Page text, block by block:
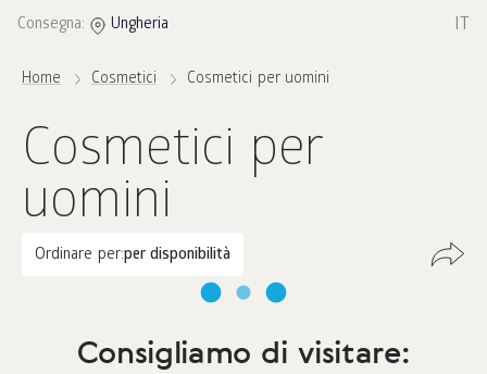
Consegna: Ungheria IT
Home Cosmetici Cosmetici per uomini
Cosmetici per
uomini
Ordinare per:per disponibilità
Consigliamo di visitare: